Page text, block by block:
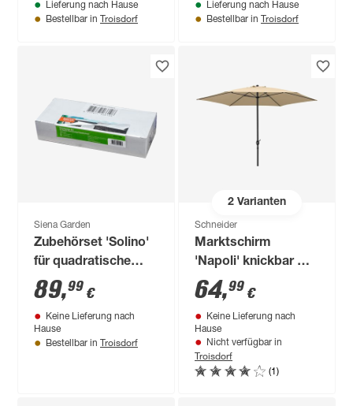
anthrazit 105 x 200 x
Lieferung nach Hause
Bestellbar in Troisdorf
Lieferung nach Hause
Bestellbar in Troisdorf
Siena Garden
Zubehörset 'Solino'
für quadratische
Sonnensegel
89,99 €
Keine Lieferung nach
Hause
Bestellbar in Troisdorf
2Varianten
Schneider
Marktschirm
'Napoli' knickbar Ø
270 cm
64,99 €
Keine Lieferung nach
Hause
Nicht verfügbar in
Troisdorf
(1)